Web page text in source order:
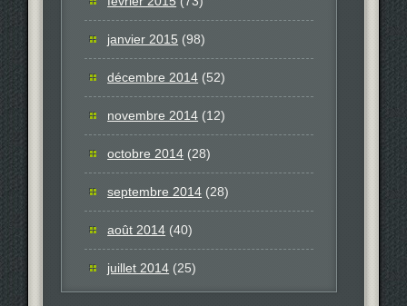
janvier 2015 (98)
décembre 2014 (52)
novembre 2014 (12)
octobre 2014 (28)
septembre 2014 (28)
août 2014 (40)
juillet 2014 (25)